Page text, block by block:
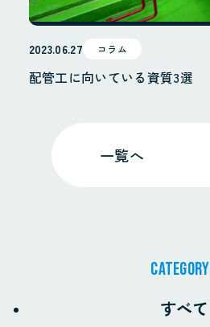
2023.06.27 コラム
配管工に向いている資質3選
一覧へ
CATEGORY
すべて